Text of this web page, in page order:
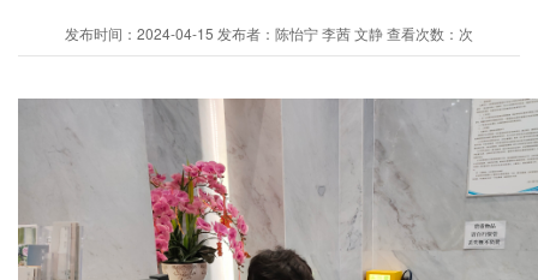
发布时间：2024-04-15 发布者：陈怡宁 李茜 文静 查看次数：次